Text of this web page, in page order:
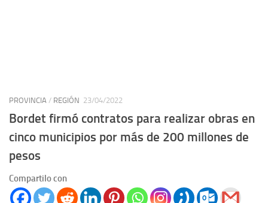
PROVINCIA / REGIÓN 23/04/2022
Bordet firmó contratos para realizar obras en
cinco municipios por más de 200 millones de
pesos
Compartilo con